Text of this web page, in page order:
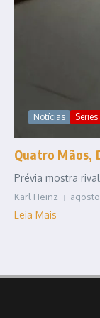
Notícias Series
Quatro Mãos,
Prévia mostra
Karl Heinz
Leia Mais